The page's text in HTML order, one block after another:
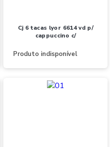
cj 6 tacas lyor 6614 vd p/
cappuccino c/
Produto indisponível